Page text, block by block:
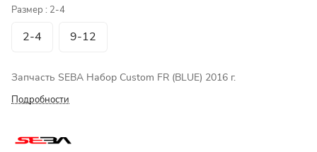
Размер : 2-4
2-4 9-12
Запчасть SEBA Набор Custom FR (BLUE) 2016 г.
Подробности